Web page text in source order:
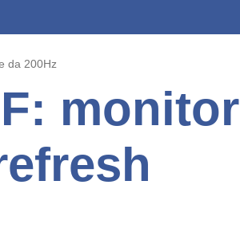
da 200Hz
monitor